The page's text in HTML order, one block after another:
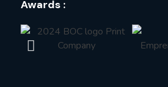
Awards :